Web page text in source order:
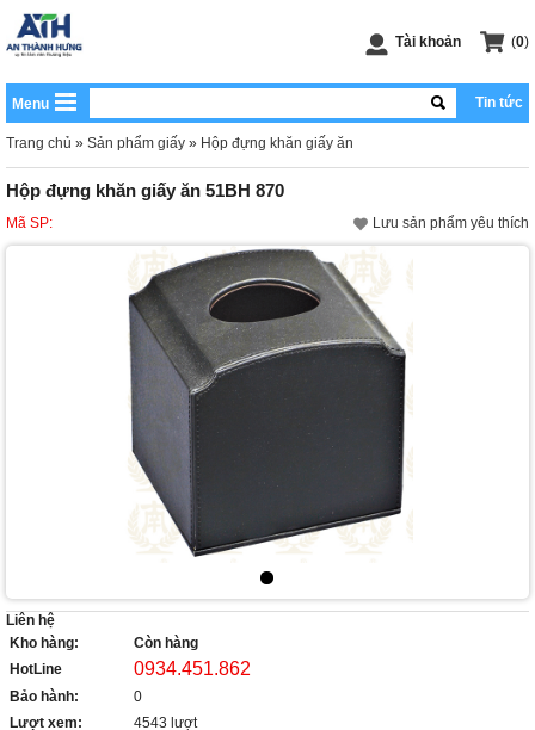
(0)
Tài khoản
Menu Tin tức
Trang chủ » Sản phẩm giấy » Hộp đựng khăn giấy ăn
Hộp đựng khăn giấy ăn 51BH 870
Mã SP: Lưu sản phẩm yêu thích
Liên hệ
Kho hàng:
Còn hàng
HotLine
0934.451.862
Bảo hành:
0
Lượt xem:
4543 lượt